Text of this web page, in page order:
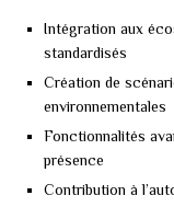
Intégration aux
standardisés
Création de
environnementales
Fonctionnalités
présence
Contribution à